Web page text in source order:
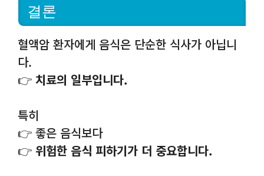
결론
혈액암 환자에게 음식은 단순한 식사가 아닙니
다.
👉 치료의 일부입니다.
특히
👉 좋은 음식보다
👉 위험한 음식 피하기가 더 중요합니다.